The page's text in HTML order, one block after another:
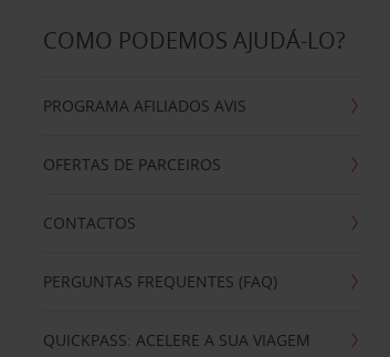
COMO PODEMOS AJUDÁ-LO?
PROGRAMA AFILIADOS AVIS
OFERTAS DE PARCEIROS
CONTACTOS
PERGUNTAS FREQUENTES (FAQ)
QUICKPASS: ACELERE A SUA VIAGEM